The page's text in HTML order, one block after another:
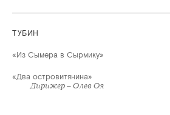
ТУБИН
«Из Сымера в Сырмику»
«Два островитянина»
Дирижер – Олев Оя